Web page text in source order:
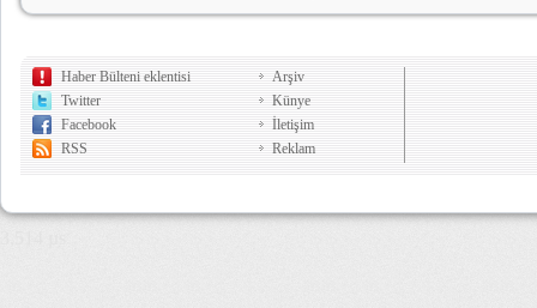
Haber Bülteni eklentisi
Twitter
Facebook
RSS
Arşiv
Künye
İletişim
Reklam